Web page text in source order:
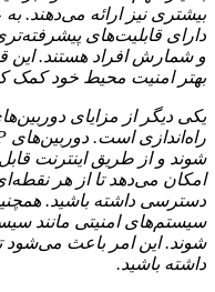
دارای قابلیت‌های
و شمارش افراد هستند. این
بهتر امنیت محیط خود کمک
شوند و از طریق اینترنت
امکان می‌دهد تا از هر
سیستم‌های امنیتی مانند
شوند. این امر باعث می‌شود
داشته باشید.